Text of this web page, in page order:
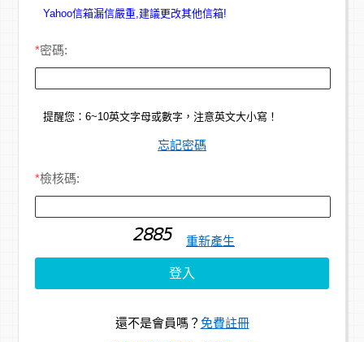
Yahoo信箱漏信嚴重,建議更改其他信箱!
*密碼:
提醒您：6~10英文字母或數字，注意英文大小寫！
忘記密碼
*檢核碼:
重新產生
還不是會員嗎？ 免費註冊